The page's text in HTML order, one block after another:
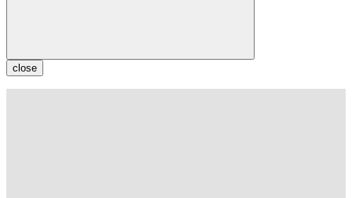
close